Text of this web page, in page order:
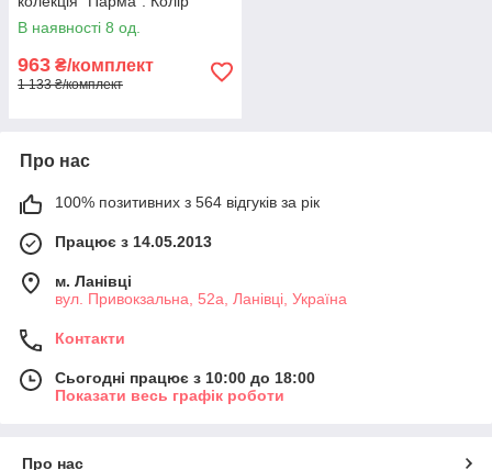
молочний. Код 1736ш 33-
0647
В наявності 8 од.
963 ₴/комплект
1 133 ₴/комплект
Про нас
100% позитивних з 564 відгуків за рік
Працює з 14.05.2013
м. Ланівці
вул. Привокзальна, 52а, Ланівці, Україна
Контакти
Сьогодні працює з 10:00 до 18:00
Показати весь графік роботи
Про нас